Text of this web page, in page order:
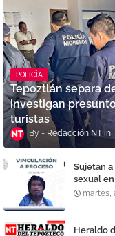
POLICÍA
Tepoztlán separa
investigan
turistas
Redacción NT
Sujetan
sexual
martes,
Heraldo